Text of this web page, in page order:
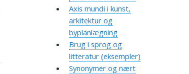
Axis mundi i kunst,
arkitektur og
byplanlægning
Brug i sprog og
litteratur (eksempler)
Synonymer og nært